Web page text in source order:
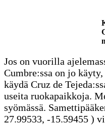
Jos on vuorilla
Cumbre:ssa on jo
käydä Cruz de
useita ruokapaikkoja.
syömässä.
27.99533, -15.59455 )